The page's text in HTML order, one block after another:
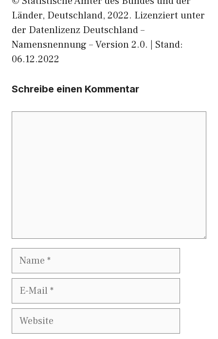
Länder, Deutschland, 2022. Lizenziert unter
der Datenlizenz Deutschland –
Namensnennung – Version 2.0. | Stand:
06.12.2022
Schreibe einen Kommentar
Name
E-
Website